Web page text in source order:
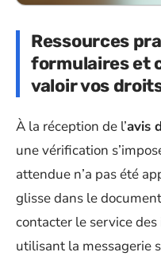
Ressources
formulaires et
valoir vos
À la réception de l’avis
une vérification
attendue n’a pas été
glisse dans le
contacter le service
utilisant la messagerie